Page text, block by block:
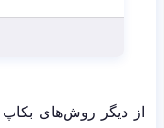
از دیگر روش‌های بکاپ